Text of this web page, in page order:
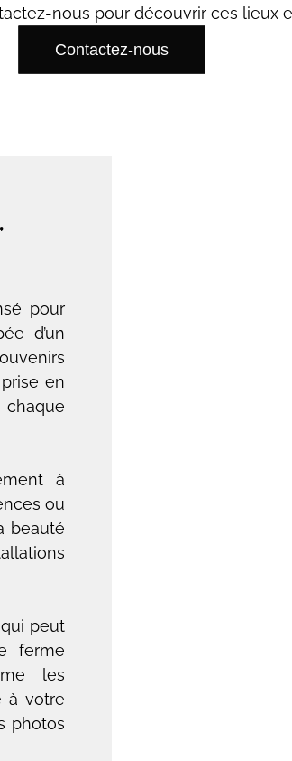
nous pour découvrir ces lieux
Contactez-nous
pour
d’un
en
à
ou
beauté
peut
ferme
les
à votre
photos